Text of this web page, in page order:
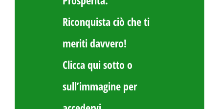
Riconquista ciò che ti
meriti davvero!
Clicca qui sotto o
sull’immagine per